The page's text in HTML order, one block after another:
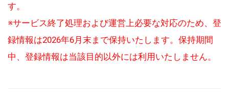
す。
※サービス終了処理および運営上必要な対応のため、登
録情報は2026年6月末まで保持いたします。保持期間
中、登録情報は当該目的以外には利用いたしません。